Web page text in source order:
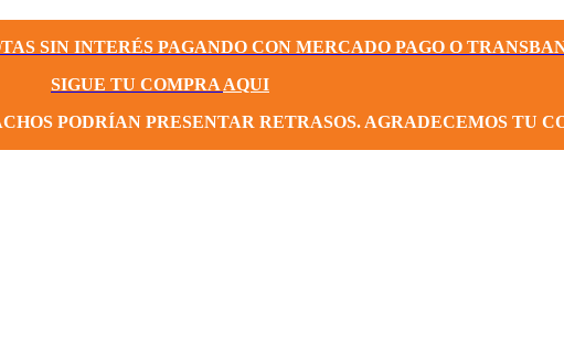
SIN INTERÉS PAGANDO CON MERCADO PAGO O
SIGUE TU COMPRA AQUI
PODRÍAN PRESENTAR RETRASOS. AGRADECEMOS TU